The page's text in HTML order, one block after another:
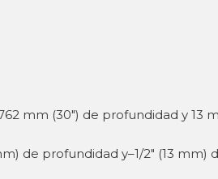
mm (30″) de profundidad y 13
de profundidad y–1/2″ (13 mm)